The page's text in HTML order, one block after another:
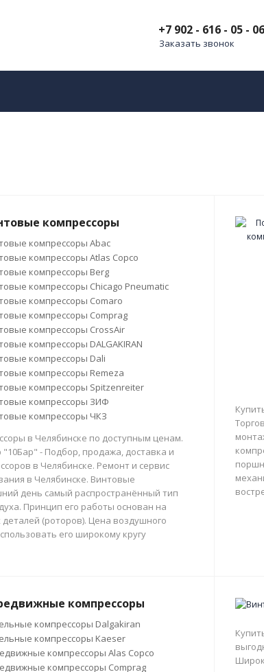
+7 902 - 616 - 05 - 06
Заказать звонок
компрессоры
компрессоры Abac
компрессоры Atlas Copco
компрессоры Berg
компрессоры Chicago Pneumatic
компрессоры Comaro
компрессоры Comprag
компрессоры CrossAir
компрессоры DALGAKIRAN
компрессоры Dali
компрессоры Remeza
компрессоры Spitzenreiter
компрессоры ЗИФ
компрессоры ЧКЗ
в Челябинске по доступным ценам.
- Подбор, продажа, доставка и
в Челябинске. Ремонт и сервис
в Челябинске. Винтовые
день самый распространённый тип
Принцип его работы основан на
(роторов). Цена воздушного
его широкому кругу
компрессоры
компрессоры Dalgakiran
компрессоры Kaeser
компрессоры Alas Copco
компрессоры Comprag